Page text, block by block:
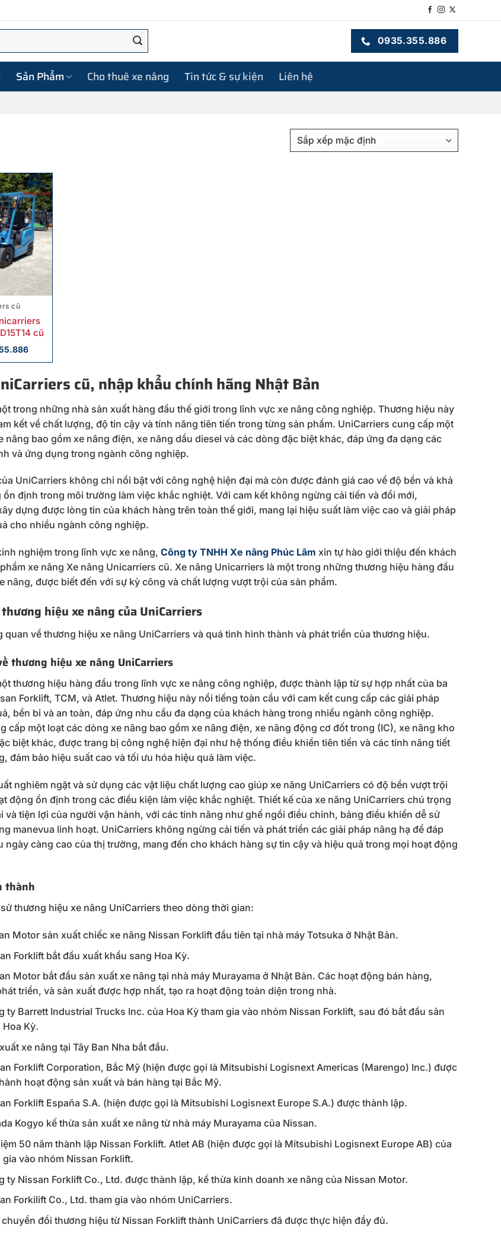
0935.355.886
Sản Phẩm Cho thuê xe nâng Tin tức & sự kiện Liên hệ
cũ
cũ
cũ, nhập khẩu chính hãng Nhật Bản
trong những nhà sản xuất hàng đầu thế giới trong lĩnh vực xe nâng công nghiệp. Thương hiệu này
kết về chất lượng, độ tin cậy và tính năng tiên tiến trong từng sản phẩm. UniCarriers cung cấp một
nâng bao gồm xe nâng điện, xe nâng dầu diesel và các dòng đặc biệt khác, đáp ứng đa dạng các
và ứng dụng trong ngành công nghiệp.
UniCarriers không chỉ nổi bật với công nghệ hiện đại mà còn được đánh giá cao về độ bền và khả
ổn định trong môi trường làm việc khắc nghiệt. Với cam kết không ngừng cải tiến và đổi mới,
dựng được lòng tin của khách hàng trên toàn thế giới, mang lại hiệu suất làm việc cao và giải pháp
cho nhiều ngành công nghiệp.
nghiệm trong lĩnh vực xe nâng, Công ty TNHH Xe nâng Phúc Lâm xin tự hào giới thiệu đến khách
xe nâng Xe nâng Unicarriers cũ. Xe nâng Unicarriers là một trong những thương hiệu hàng đầu
nâng, được biết đến với sự kỳ công và chất lượng vượt trội của sản phẩm.
hiệu xe nâng của UniCarriers
quan về thương hiệu xe nâng UniCarriers và quá tình hình thành và phát triển của thương hiệu.
thương hiệu xe nâng UniCarriers
thương hiệu hàng đầu trong lĩnh vực xe nâng công nghiệp, được thành lập từ sự hợp nhất của ba
Forklift, TCM, và Atlet. Thương hiệu này nổi tiếng toàn cầu với cam kết cung cấp các giải pháp
bền bỉ và an toàn, đáp ứng nhu cầu đa dạng của khách hàng trong nhiều ngành công nghiệp.
cấp một loạt các dòng xe nâng bao gồm xe nâng điện, xe nâng động cơ đốt trong (IC), xe nâng kho
biệt khác, được trang bị công nghệ hiện đại như hệ thống điều khiển tiên tiến và các tính năng tiết
đảm bảo hiệu suất cao và tối ưu hóa hiệu quả làm việc.
nghiêm ngặt và sử dụng các vật liệu chất lượng cao giúp xe nâng UniCarriers có độ bền vượt trội
động ổn định trong các điều kiện làm việc khắc nghiệt. Thiết kế của xe nâng UniCarriers chú trọng
và tiện lợi của người vận hành, với các tính năng như ghế ngồi điều chỉnh, bảng điều khiển dễ sử
manevua linh hoạt. UniCarriers không ngừng cải tiến và phát triển các giải pháp nâng hạ để đáp
ngày càng cao của thị trường, mang đến cho khách hàng sự tin cậy và hiệu quả trong mọi hoạt động
thành
thương hiệu xe nâng UniCarriers theo dòng thời gian:
Motor sản xuất chiếc xe nâng Nissan Forklift đầu tiên tại nhà máy Totsuka ở Nhật Bản.
Forklift bắt đầu xuất khẩu sang Hoa Kỳ.
Motor bắt đầu sản xuất xe nâng tại nhà máy Murayama ở Nhật Bản. Các hoạt động bán hàng,
triển, và sản xuất được hợp nhất, tạo ra hoạt động toàn diện trong nhà.
ty Barrett Industrial Trucks Inc. của Hoa Kỳ tham gia vào nhóm Nissan Forklift, sau đó bắt đầu sản
Kỳ.
xe nâng tại Tây Ban Nha bắt đầu.
Forklift Corporation, Bắc Mỹ (hiện được gọi là Mitsubishi Logisnext Americas (Marengo) Inc.) được
hoạt động sản xuất và bán hàng tại Bắc Mỹ.
Forklift España S.A. (hiện được gọi là Mitsubishi Logisnext Europe S.A.) được thành lập.
Kogyo kế thừa sản xuất xe nâng từ nhà máy Murayama của Nissan.
50 năm thành lập Nissan Forklift. Atlet AB (hiện được gọi là Mitsubishi Logisnext Europe AB) của
vào nhóm Nissan Forklift.
ty Nissan Forklift Co., Ltd. được thành lập, kế thừa kinh doanh xe nâng của Nissan Motor.
Forkilift Co., Ltd. tham gia vào nhóm UniCarriers.
chuyển đổi thương hiệu từ Nissan Forklift thành UniCarriers đã được thực hiện đầy đủ.